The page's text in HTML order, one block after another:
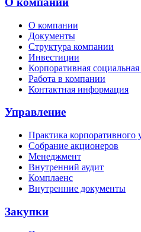
О компании
Документы
Структура компании
Инвестиции
Корпоративная социальная
Работа в компании
Контактная информация
Управление
Практика корпоративного
Собрание акционеров
Менеджмент
Внутренний аудит
Комплаенс
Внутренние документы
Закупки